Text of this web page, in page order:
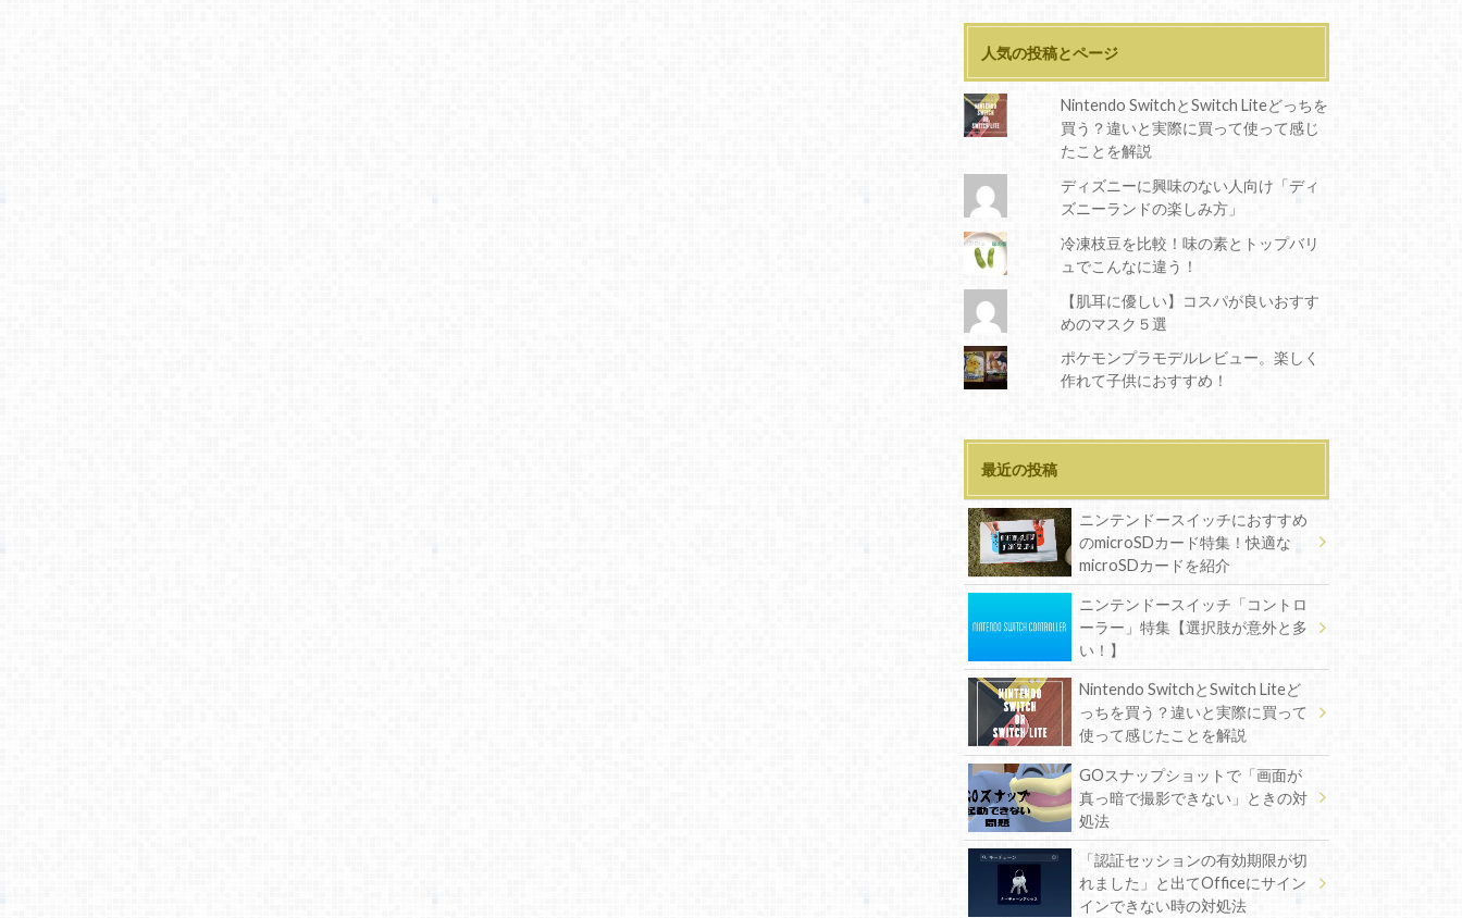
人気の投稿とページ
Nintendo SwitchとSwitch Liteどっちを
買う？違いと実際に買って使って感じ
たことを解説
ディズニーに興味のない人向け「ディ
ズニーランドの楽しみ方」
冷凍枝豆を比較！味の素とトップバリ
ュでこんなに違う！
【肌耳に優しい】コスパが良いおすす
めのマスク５選
ポケモンプラモデルレビュー。楽しく
作れて子供におすすめ！
最近の投稿
ニンテンドースイッチにおすすめ
のmicroSDカード特集！快適な
microSDカードを紹介
ニンテンドースイッチ「コントロ
ーラー」特集【選択肢が意外と多
い！】
Nintendo SwitchとSwitch Liteど
っちを買う？違いと実際に買って
使って感じたことを解説
GOスナップショットで「画面が
真っ暗で撮影できない」ときの対
処法
「認証セッションの有効期限が切
れました」と出てOfficeにサイン
インできない時の対処法